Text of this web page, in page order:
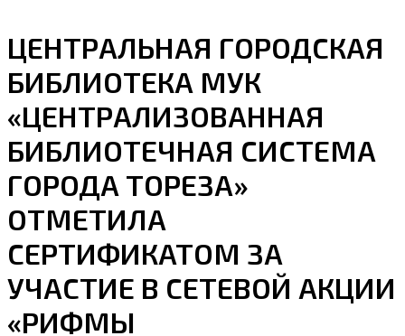
ЦЕНТРАЛЬНАЯ ГОРОДСКАЯ
БИБЛИОТЕКА МУК
«ЦЕНТРАЛИЗОВАННАЯ
БИБЛИОТЕЧНАЯ СИСТЕМА
ГОРОДА ТОРЕЗА»
ОТМЕТИЛА
СЕРТИФИКАТОМ ЗА
УЧАСТИЕ В СЕТЕВОЙ АКЦИИ
«РИФМЫ